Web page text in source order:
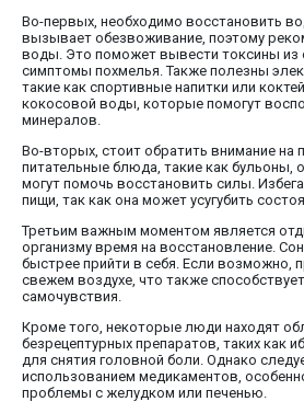
Во-первых, необходимо восстановить
вызывает обезвоживание, поэтому
воды. Это поможет вывести токсины из
симптомы похмелья. Также полезны
такие как спортивные напитки или
кокосовой воды, которые помогут
минералов.
Во-вторых, стоит обратить внимание на
питательные блюда, такие как бульоны,
могут помочь восстановить силы.
пищи, так как она может усугубить
Третьим важным моментом является
организму время на восстановление.
быстрее прийти в себя. Если возможно,
свежем воздухе, что также
самочувствия.
Кроме того, некоторые люди находят
безрецептурных препаратов, таких как
для снятия головной боли. Однако
использованием медикаментов,
проблемы с желудком или печенью.